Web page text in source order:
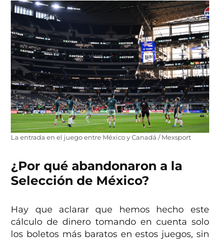
La entrada en el juego entre México y Canadá / Mexsport
¿Por qué abandonaron a la
Selección de México?
Hay que aclarar que hemos hecho este
cálculo de dinero tomando en cuenta solo
los boletos más baratos en estos juegos, sin